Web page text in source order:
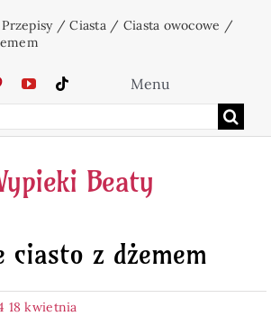
Przepisy/Ciasta/ Ciasta owocowe /
Menu
Home
Ciasta
Desery
Beaty
ciasto z dżemem
18 kwietnia